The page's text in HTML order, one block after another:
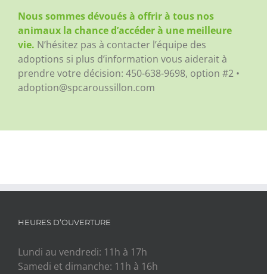
Nous sommes dévoués à offrir à tous nos
animaux la chance d’accéder à une meilleure
vie. N’hésitez pas à contacter l’équipe des
adoptions si plus d’information vous aiderait à
prendre votre décision: 450-638-9698, option #2 •
adoption@spcaroussillon.com
HEURES D’OUVERTURE
Lundi au vendredi: 11h à 17h
Samedi et dimanche: 11h à 16h